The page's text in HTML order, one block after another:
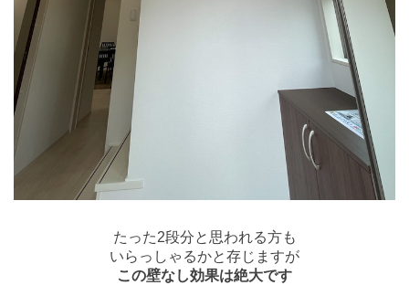
たった2段分と思われる方も
いらっしゃるかと存じますが
この壁なし効果は絶大です